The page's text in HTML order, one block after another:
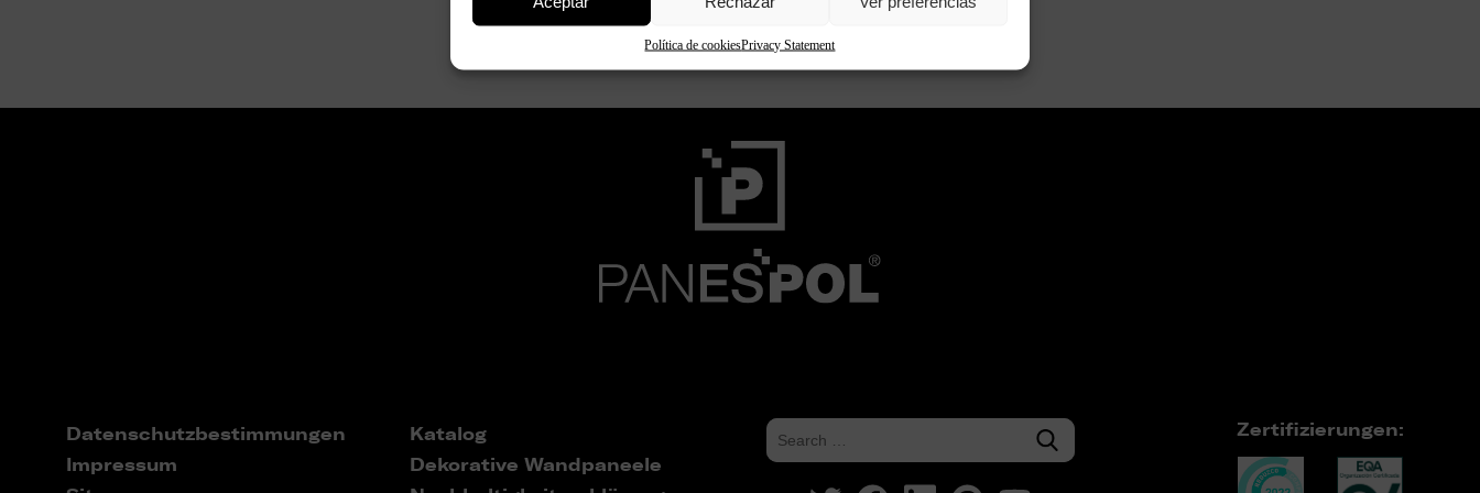
Política de cookiesPrivacy Statement
Continue reading
Datenschutzbestimmungen
Impressum
Katalog
Dekorative Wandpaneele
Zertifizierungen: